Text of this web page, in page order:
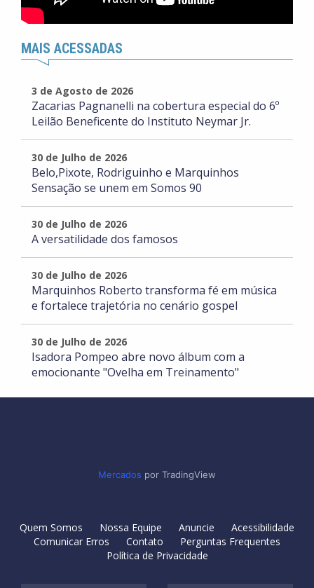
MAIS ACESSADAS
3 de Agosto de 2026
Zacarias Pagnanelli na cobertura especial do 6º
Leilão Beneficente do Instituto Neymar Jr.
30 de Julho de 2026
Belo,Pixote, Rodriguinho e Marquinhos
Sensação se unem em Somos 90
30 de Julho de 2026
A versatilidade dos famosos
30 de Julho de 2026
Marquinhos Roberto transforma fé em música
e fortalece trajetória no cenário gospel
30 de Julho de 2026
Isadora Pompeo abre novo álbum com a
emocionante "Ovelha em Treinamento"
Mercados por TradingView
Quem Somos Nossa Equipe Anuncie
Acessibilidade
Comunicar Erros
Contato
Perguntas Frequentes
Política de Privacidade